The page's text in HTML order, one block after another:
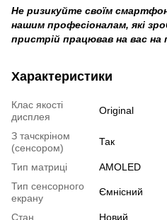
Не ризикуйте своїм
нашим професіоналам, які
пристрій працював на вас на
Характеристики
Клас якості
дисплея
Original
З тачскріном
(сенсором)
Так
Тип матриці
AMOLED
Тип сенсорного
екрану
Ємнісний
Стан
Новий